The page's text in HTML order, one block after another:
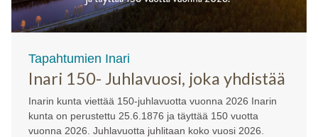
Tapahtumien Inari
Inari 150- Juhlavuosi, joka yhdistää
Inarin kunta viettää 150-juhlavuotta vuonna 2026 Inarin
kunta on perustettu 25.6.1876 ja täyttää 150 vuotta
vuonna 2026. Juhlavuotta juhlitaan koko vuosi 2026.